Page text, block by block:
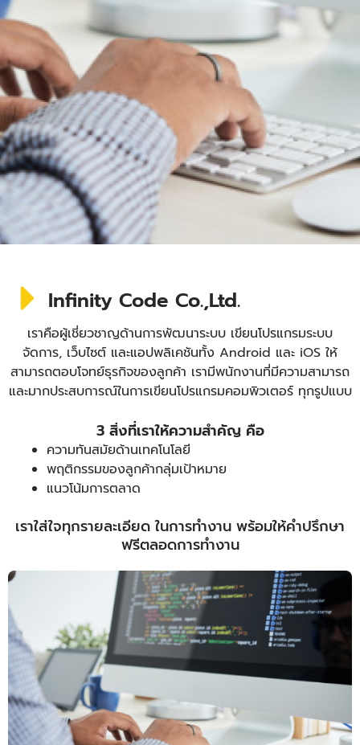
Infinity Code Co.,Ltd.
เราคือผู้เชี่ยวชาญด้านการพัฒนาระบบ เขียนโปรแกรมระบบ
จัดการ, เว็บไซต์ และแอปพลิเคชันทั้ง Android และ iOS ให้
สามารถตอบโจทย์ธุรกิจของลูกค้า เรามีพนักงานที่มีความสามารถ
และมากประสบการณ์ในการเขียนโปรแกรมคอมพิวเตอร์ ทุกรูปแบบ
3 สิ่งที่เราให้ความสำคัญ คือ
ความทันสมัยด้านเทคโนโลยี
พฤติกรรมของลูกค้ากลุ่มเป้าหมาย
แนวโน้มการตลาด
เราใส่ใจทุกรายละเอียด ในการทำงาน พร้อมให้คำปรึกษา
ฟรีตลอดการทำงาน